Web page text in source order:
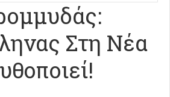
Στη Νέα